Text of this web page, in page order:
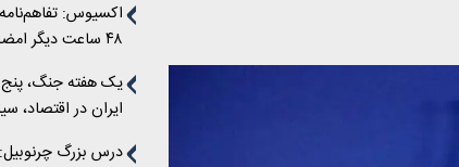
اسرائیل دو مسیر
می‌کند/اهداف
اکسیوس:
۴۸ ساعت دیگر امضا شود + جزئیات ادعایی
یک هفته جنگ، پنج
ایران در اقتصاد،
درس بزرگ چرنوبیل: